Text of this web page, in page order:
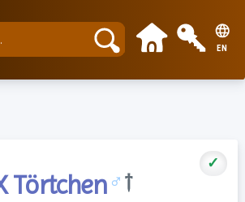
EN
✓
Törtchen ♂ †